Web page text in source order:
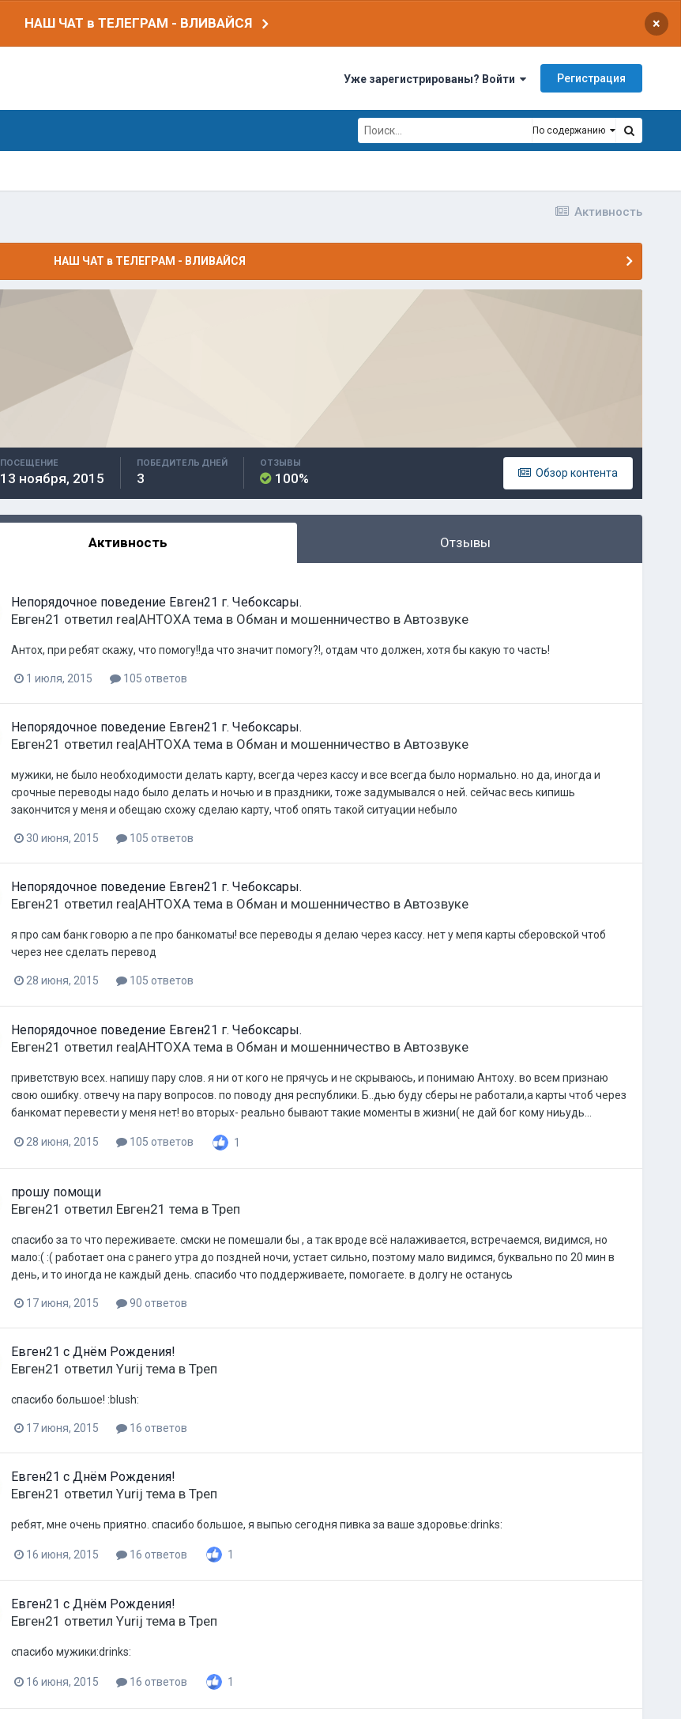
НАШ ЧАТ в ТЕЛЕГРАМ - ВЛИВАЙСЯ ×
Уже зарегистрированы? Войти Регистрация
По содержанию
Активность
НАШ ЧАТ в ТЕЛЕГРАМ - ВЛИВАЙСЯ
Обзор контента
ПОСЕЩЕНИЕ
13 ноября, 2015
ПОБЕДИТЕЛЬ ДНЕЙ
3
ОТЗЫВЫ
100%
Активность Отзывы
Непорядочное поведение Евген21 г. Чебоксары.
Евген21 ответил rea|AHTOXAтема в Обман и мошенничество в Автозвуке
Антох, при ребят скажу, что помогу!!да что значит помогу?!, отдам что должен, хотя бы какую то часть!
1 июля, 2015 105 ответов
Непорядочное поведение Евген21 г. Чебоксары.
Евген21 ответил rea|AHTOXAтема в Обман и мошенничество в Автозвуке
мужики, не было необходимости делать карту, всегда через кассу и все всегда было нормально. но да, иногда и
срочные переводы надо было делать и ночью и в праздники, тоже задумывался о ней. сейчас весь кипишь
закончится у меня и обещаю схожу сделаю карту, чтоб опять такой ситуации небыло
30 июня, 2015 105 ответов
Непорядочное поведение Евген21 г. Чебоксары.
Евген21 ответил rea|AHTOXAтема в Обман и мошенничество в Автозвуке
я про сам банк говорю а пе про банкоматы! все переводы я делаю через кассу. нет у мепя карты сберовской чтоб
через нее сделать перевод
28 июня, 2015 105 ответов
Непорядочное поведение Евген21 г. Чебоксары.
Евген21 ответил rea|AHTOXAтема в Обман и мошенничество в Автозвуке
приветствую всех. напишу пару слов. я ни от кого не прячусь и не скрываюсь, и понимаю Антоху. во всем признаю
свою ошибку. отвечу на пару вопросов. по поводу дня республики. Б..дью буду сберы не работали,а карты чтоб через
банкомат перевести у меня нет! во вторых- реально бывают такие моменты в жизни( не дай бог кому ниьудь...
28 июня, 2015 105 ответов 1
прошу помощи
Евген21 ответил Евген21 тема в Треп
спасибо за то что переживаете. смски не помешали бы , а так вроде всё налаживается, встречаемся, видимся, но
мало:( :( работает она с ранего утра до поздней ночи, устает сильно, поэтому мало видимся, буквально по 20 мин в
день, и то иногда не каждый день. спасибо что поддерживаете, помогаете. в долгу не останусь
17 июня, 2015 90 ответов
Евген21 с Днём Рождения!
Евген21 ответил Yurij тема в Треп
спасибо большое! :blush:
17 июня, 2015 16 ответов
Евген21 с Днём Рождения!
Евген21 ответил Yurij тема в Треп
ребят, мне очень приятно. спасибо большое, я выпью сегодня пивка за ваше здоровье:drinks:
16 июня, 2015 16 ответов 1
Евген21 с Днём Рождения!
Евген21 ответил Yurij тема в Треп
спасибо мужики:drinks:
16 июня, 2015 16 ответов 1